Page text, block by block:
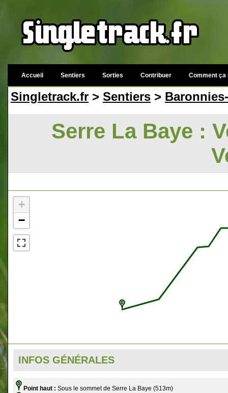
Accueil Sentiers Sorties Contribuer Comment ça
Singletrack.fr > Sentiers >
Serre La Baye :
+
−
INFOS GÉNÉRALES
Point haut : Sous le sommet de Serre La Baye (513m)